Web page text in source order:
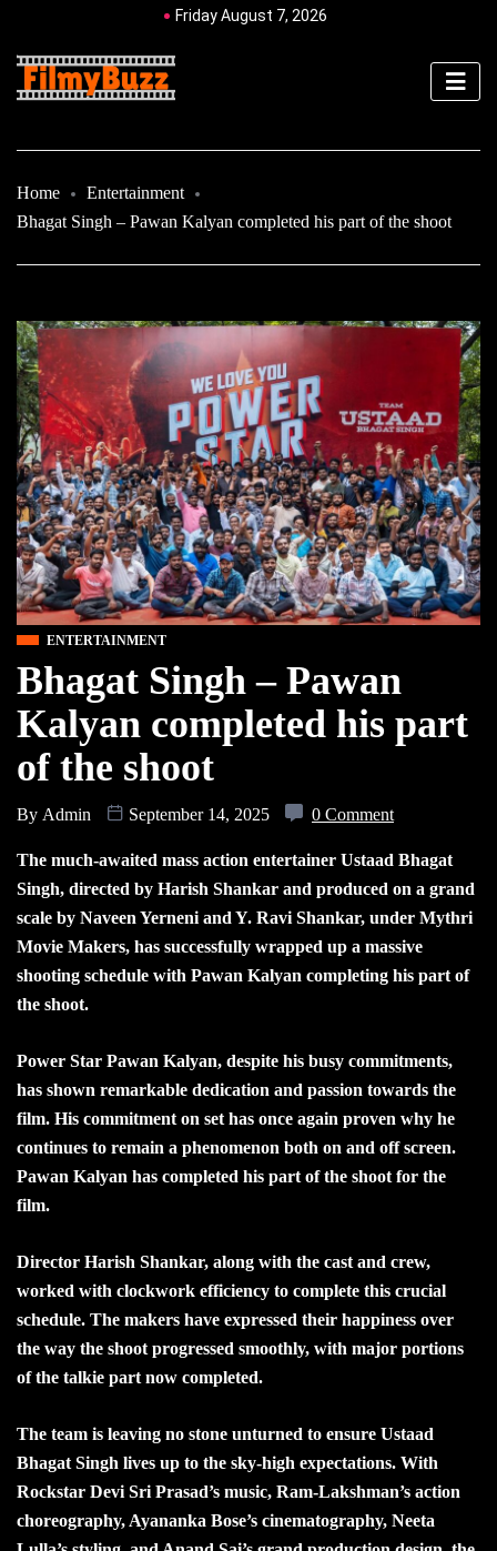
Friday August 7, 2026
Home
Entertainment
Bhagat Singh – Pawan Kalyan completed his part of the shoot
ENTERTAINMENT
Bhagat Singh – Pawan
Kalyan completed his part
of the shoot
By Admin September 14, 2025 0 Comment
The much-awaited mass action entertainer Ustaad Bhagat
Singh, directed by Harish Shankar and produced on a grand
scale by Naveen Yerneni and Y. Ravi Shankar, under Mythri
Movie Makers, has successfully wrapped up a massive
shooting schedule with Pawan Kalyan completing his part of
the shoot.
Power Star Pawan Kalyan, despite his busy commitments,
has shown remarkable dedication and passion towards the
film. His commitment on set has once again proven why he
continues to remain a phenomenon both on and off screen.
Pawan Kalyan has completed his part of the shoot for the
film.
Director Harish Shankar, along with the cast and crew,
worked with clockwork efficiency to complete this crucial
schedule. The makers have expressed their happiness over
the way the shoot progressed smoothly, with major portions
of the talkie part now completed.
The team is leaving no stone unturned to ensure Ustaad
Bhagat Singh lives up to the sky-high expectations. With
Rockstar Devi Sri Prasad’s music, Ram-Lakshman’s action
choreography, Ayananka Bose’s cinematography, Neeta